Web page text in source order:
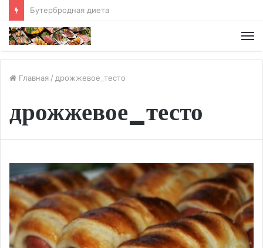
Хлебная диета
Главная / дрожжевое_тесто
дрожжевое_тесто